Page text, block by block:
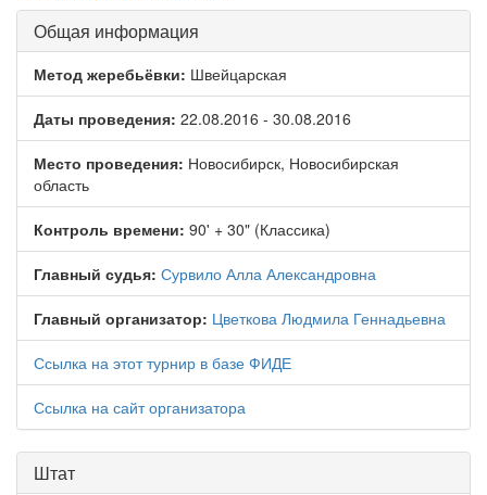
Общая информация
Метод жеребьёвки: Швейцарская
Даты проведения: 22.08.2016 - 30.08.2016
Место проведения: Новосибирск, Новосибирская
область
Контроль времени: 90' + 30" (Классика)
Главный судья: Сурвило Алла Александровна
Главный организатор: Цветкова Людмила Геннадьевна
Ссылка на этот турнир в базе ФИДЕ
Ссылка на сайт организатора
Штат